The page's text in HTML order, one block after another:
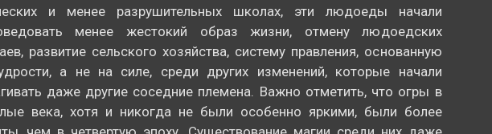
и менее разрушительных школах, эти людоеды начали
менее жестокий образ жизни, отмену людоедских
развитие сельского хозяйства, систему правления, основанную
а не на силе, среди других изменений, которые начали
даже другие соседние племена. Важно отметить, что огры в
века, хотя и никогда не были особенно яркими, были более